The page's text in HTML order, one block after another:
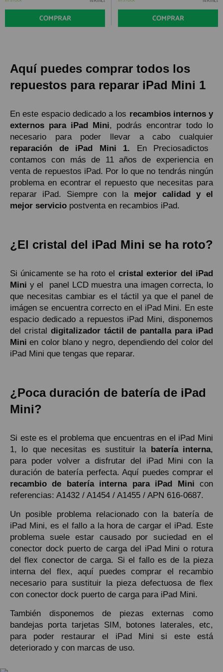
COMPRAR COMPRAR
Aquí puedes comprar todos los
repuestos para reparar iPad Mini 1
En este espacio dedicado a los recambios internos y
externos para iPad Mini, podrás encontrar todo lo
necesario para poder llevar a cabo cualquier
reparación de iPad Mini 1. En Preciosadictos
contamos con más de 11 años de experiencia en
venta de repuestos iPad. Por lo que no tendrás ningún
problema en econtrar el repuesto que necesitas para
reparar iPad. Siempre con la mejor calidad y el
mejor servicio postventa en recambios iPad.
¿El cristal del iPad Mini se ha roto?
Si únicamente se ha roto el cristal exterior del iPad
Mini y el panel LCD muestra una imagen correcta, lo
que necesitas cambiar es el táctil ya que el panel de
imágen se encuentra correcto en el iPad Mini. En este
espacio dedicado a repuestos iPad Mini, disponemos
del cristal digitalizador táctil de pantalla para iPad
Mini en color blano y negro, dependiendo del color del
iPad Mini que tengas que reparar.
¿Poca duración de batería de iPad
Mini?
Si este es el problema que encuentras en el iPad Mini
1, lo que necesitas es sustituir la batería interna,
para poder volver a disfrutar del iPad Mini con la
duración de batería perfecta. Aquí puedes comprar el
recambio de batería interna para iPad Mini con
referencias: A1432 / A1454 / A1455 / APN 616-0687.
Un posible problema relacionado con la batería de
iPad Mini, es el fallo a la hora de cargar el iPad. Este
problema suele estar causado por suciedad en el
conector dock puerto de carga del iPad Mini o rotura
del flex conector de carga. Si el fallo es de la pieza
interna del flex, aquí puedes comprar el recambio
necesario para sustituir la pieza defectuosa de flex
con conector dock puerto de carga para iPad Mini.
También disponemos de piezas externas como
bandejas porta tarjetas SIM, botones laterales, etc,
para poder restaurar el iPad Mini si este está
deteriorado y con marcas de uso.